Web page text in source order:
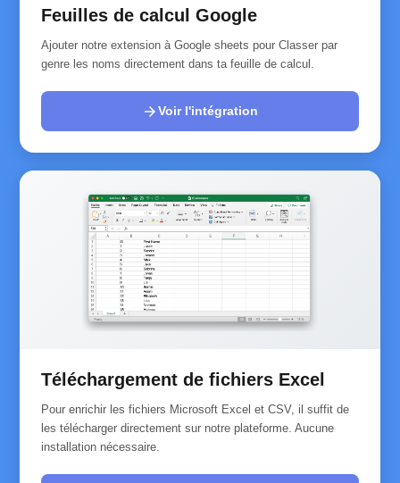
Feuilles de calcul Google
Ajouter notre extension à Google sheets pour Classer par
genre les noms directement dans ta feuille de calcul.
arrow_forwardVoir l'intégration
Téléchargement de fichiers Excel
Pour enrichir les fichiers Microsoft Excel et CSV, il suffit de
les télécharger directement sur notre plateforme. Aucune
installation nécessaire.